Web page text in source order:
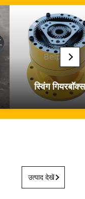
स्विंग गियरबॉक्स
उत्पाद देखें